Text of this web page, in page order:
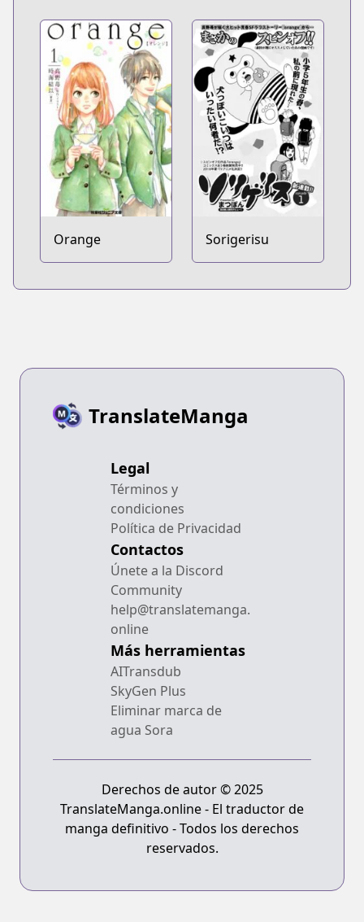
Orange Sorigerisu
TranslateManga
Legal
Términos y
condiciones
Política de Privacidad
Contactos
Únete a la Discord
Community
help@translatemanga.
online
Más herramientas
AITransdub
SkyGen Plus
Eliminar marca de
agua Sora
Derechos de autor © 2025
TranslateManga.online - El traductor de
manga definitivo - Todos los derechos
reservados.